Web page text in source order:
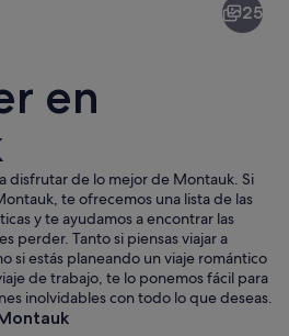
Una playa con pasto alto al frente y
25
en
disfrutar de lo mejor de Montauk. Si
te ofrecemos una lista de las
y te ayudamos a encontrar las
perder. Tanto si piensas viajar a
si estás planeando un viaje romántico
de trabajo, te lo ponemos fácil para
inolvidables con todo lo que deseas.